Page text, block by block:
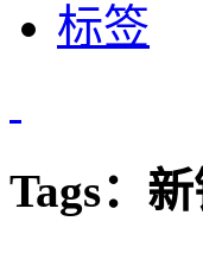
标签
Tags：